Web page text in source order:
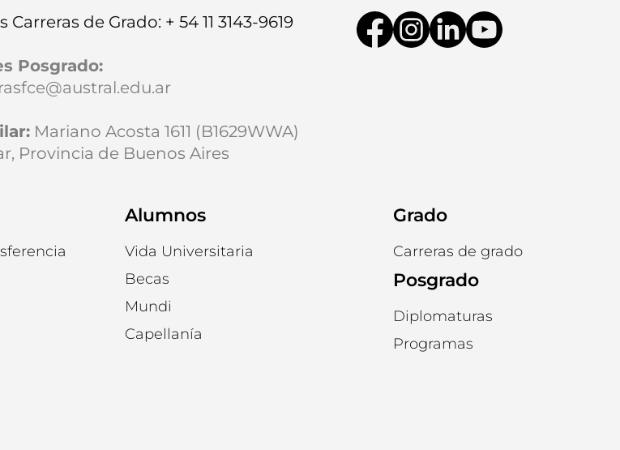
de Grado: + 54 11 3143-9619
Posgrado:
Mariano Acosta 1611 (B1629WWA)
Provincia de Buenos Aires
Alumnos
Vida Universitaria
Becas
Mundi
Capellanía
Grado
Carreras de grado
Posgrado
Diplomaturas
Programas